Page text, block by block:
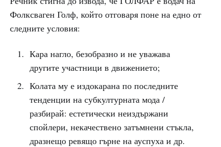
Фолксваген Голф, който отговаря поне на едно от
следните условия:
Кара нагло, безобразно и не уважава
другите участници в движението;
Колата му е издокарана по последните
тенденции на субкултурната мода /
разбирай: естетически неиздържани
спойлери, некачествено затъмнени стъкла,
дразнещо ревящо гърне на ауспуха и др.